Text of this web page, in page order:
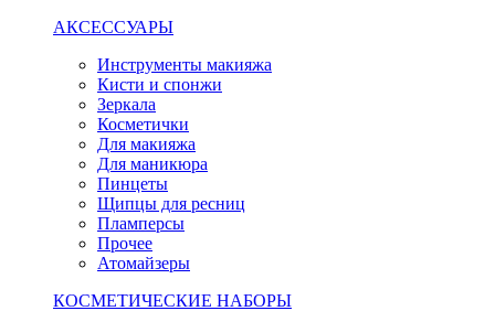
АКСЕССУАРЫ
Инструменты макияжа
Кисти и спонжи
Зеркала
Косметички
Для макияжа
Для маникюра
Пинцеты
Щипцы для ресниц
Пламперсы
Прочее
Атомайзеры
КОСМЕТИЧЕСКИЕ НАБОРЫ